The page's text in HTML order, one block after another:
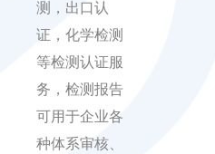
测，出口认
证，化学检测
等检测认证服
务，检测报告
可用于企业各
种体系审核、